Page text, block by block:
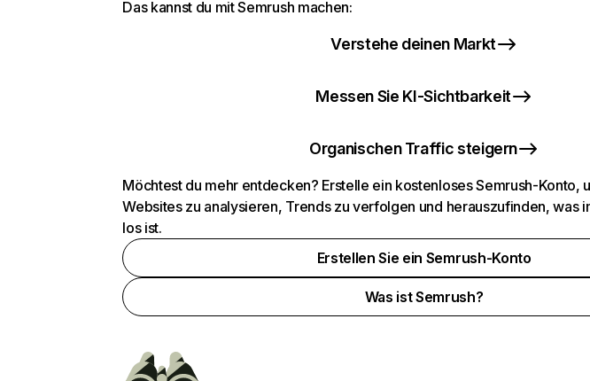
Das kannst du mit Semrush machen:
Verstehe deinen Markt
Messen Sie KI-Sichtbarkeit
Organischen Traffic steigern
Möchtest du mehr entdecken? Erstelle ein kostenloses Semrush-Konto,
Websites zu analysieren, Trends zu verfolgen und herauszufinden, was
los ist.
Erstellen Sie ein Semrush-Konto
Was ist Semrush?